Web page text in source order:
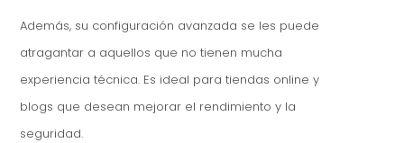
Además, su configuración avanzada se les puede
atragantar a aquellos que no tienen mucha
experiencia técnica. Es ideal para tiendas online y
blogs que desean mejorar el rendimiento y la
seguridad.